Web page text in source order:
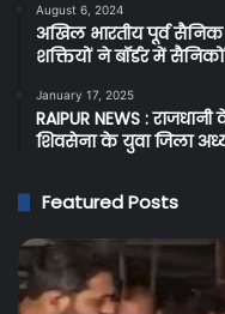
August 6, 2024
अखिल भारतीय पूर्व
शक्तियों ने बॉर्डर में
January 17, 2025
RAIPUR NEWS :
शिवसेना के युवा जिला
Featured Posts
Raipur
Breaking:
रायपुर